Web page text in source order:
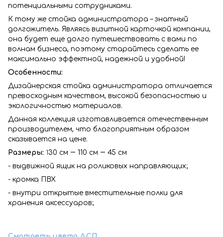
потенциальными сотрудниками.
К тому же стойка администратора – знатный
долгожитель. Являясь визитной карточкой компании,
она будет еще долго путешествовать с вами по
волнам бизнеса, поэтому старайтесь сделать ее
максимально эффектной, надежной и удобной!
Особенности:
Дизайнерская стойка администратора отличается
превосходным качеством, высокой безопасностью и
экологичностью материалов.
Данная коллекция изготавливается отечественным
производителем, что благоприятным образом
сказывается на цене.
Размеры: 1 30 см ― 110 см ― 45 см
- выдвижной ящик на роликовых направляющих;
- кромка ПВХ
- внутри открытые вместительные полки для
хранения аксессуаров;